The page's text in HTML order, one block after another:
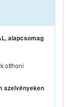
alapcsomag
otthoni
szelvényeken